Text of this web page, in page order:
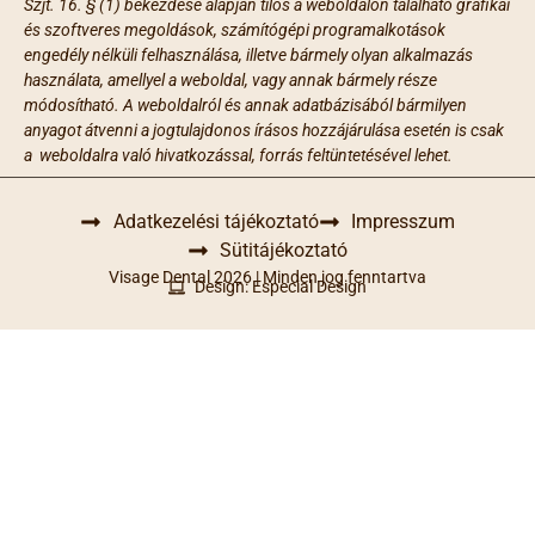
Szjt. 16. § (1) bekezdése alapján tilos a weboldalon található grafikai
és szoftveres megoldások, számítógépi programalkotások
engedély nélküli felhasználása, illetve bármely olyan alkalmazás
használata, amellyel a weboldal, vagy annak bármely része
módosítható. A weboldalról és annak adatbázisából bármilyen
anyagot átvenni a jogtulajdonos írásos hozzájárulása esetén is csak
a weboldalra való hivatkozással, forrás feltüntetésével lehet.
Adatkezelési tájékoztató
Impresszum
Sütitájékoztató
Visage Dental 2026 | Minden jog fenntartva
Design: Especial Design